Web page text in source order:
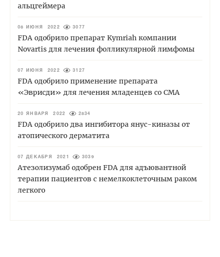
альцгеймера
08 ИЮНЯ 2022 3077
FDA одобрило препарат Kymriah компании
Novartis для лечения фолликулярной лимфомы
07 ИЮНЯ 2022 3127
FDA одобрило применение препарата
«Эврисди» для лечения младенцев со СМА
20 ЯНВАРЯ 2022 2834
FDA одобрило два ингибитора янус-киназы от
атопического дерматита
07 ДЕКАБРЯ 2021 3039
Атезолизумаб одобрен FDA для адъювантной
терапии пациентов с немелкоклеточным раком
легкого